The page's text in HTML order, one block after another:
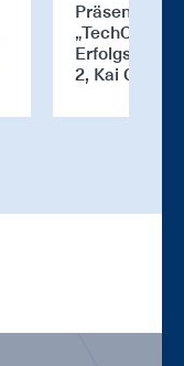
Präsentation
„TechCheck
Erfolgsfaktor
2, Kai